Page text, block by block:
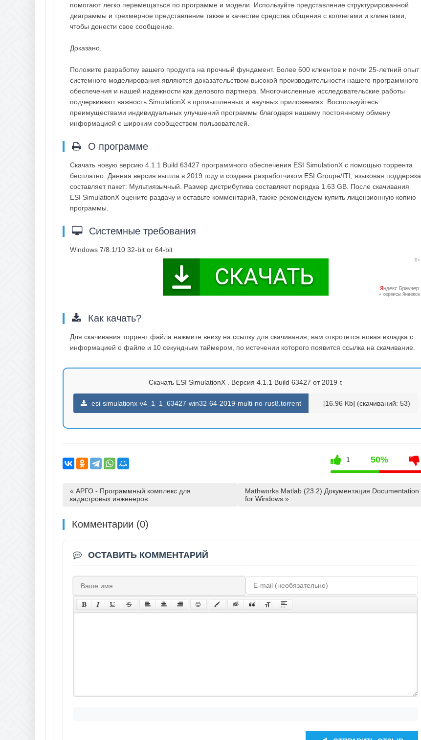
помогают легко перемещаться по программе и модели. Используйте представление структурированной
диаграммы и трехмерное представление также в качестве средства общения с коллегами и клиентами,
чтобы донести свое сообщение.
Доказано.
Положите разработку вашего продукта на прочный фундамент. Более 600 клиентов и почти 25-летний опыт
системного моделирования являются доказательством высокой производительности нашего программного
обеспечения и нашей надежности как делового партнера. Многочисленные исследовательские работы
подчеркивают важность SimulationX в промышленных и научных приложениях. Воспользуйтесь
преимуществами индивидуальных улучшений программы благодаря нашему постоянному обмену
информацией с широким сообществом пользователей.
О программе
Скачать новую версию 4.1.1 Build 63427 программного обеспечения ESI SimulationX с помощью торрента
бесплатно. Данная версия вышла в 2019 году и создана разработчиком ESI Groupe/ITI, языковая поддержка
составляет пакет: Мультиязычный. Размер дистрибутива составляет порядка 1.63 GB. После скачивания
ESI SimulationX оцените раздачу и оставьте комментарий, также рекомендуем купить лицензионную копию
программы.
Системные требования
Windows 7/8.1/10 32-bit or 64-bit
Как качать?
Для скачивания торрент файла нажмите внизу на ссылку для скачивания, вам откротется новая вкладка с
информацией о файле и 10 секундным таймером, по истечении которого появится ссылка на скачивание.
Скачать ESI SimulationX . Версия 4.1.1 Build 63427 от 2019 г.
esi-simulationx-v4_1_1_63427-win32-64-2019-multi-no-rus8.torrent [16.96 Kb] (cкачиваний: 53)
1 50%
« АРГО - Программный комплекс для
кадастровых инженеров
Mathworks Matlab (23.2) Документация Documentation
for Windows »
Комментарии (0)
ОСТАВИТЬ КОММЕНТАРИЙ